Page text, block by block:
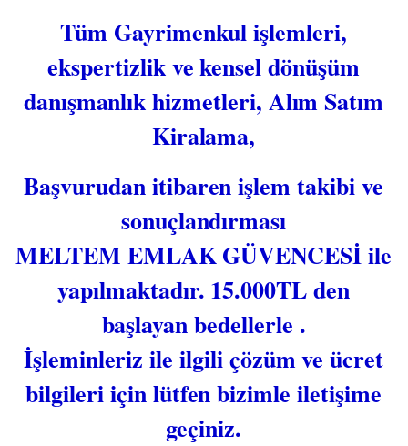
Tüm Gayrimenkul işlemleri,
ekspertizlik ve kensel dönüşüm
danışmanlık hizmetleri, Alım Satım
Kiralama,
Başvurudan itibaren işlem takibi ve
sonuçlandırması
MELTEM EMLAK GÜVENCESİ ile
yapılmaktadır. 15.000TL den
başlayan bedellerle .
İşleminleriz ile ilgili çözüm ve ücret
bilgileri için lütfen bizimle iletişime
geçiniz.